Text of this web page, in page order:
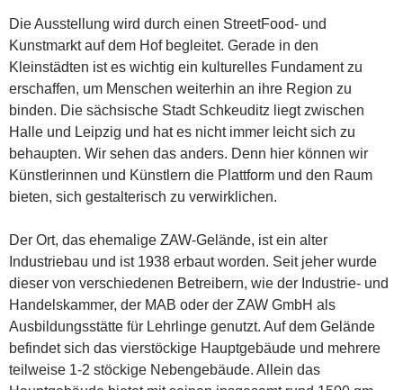
Die Ausstellung wird durch einen StreetFood- und
Kunstmarkt auf dem Hof begleitet. Gerade in den
Kleinstädten ist es wichtig ein kulturelles Fundament zu
erschaffen, um Menschen weiterhin an ihre Region zu
binden. Die sächsische Stadt Schkeuditz liegt zwischen
Halle und Leipzig und hat es nicht immer leicht sich zu
behaupten. Wir sehen das anders. Denn hier können wir
Künstlerinnen und Künstlern die Plattform und den Raum
bieten, sich gestalterisch zu verwirklichen.
Der Ort, das ehemalige ZAW-Gelände, ist ein alter
Industriebau und ist 1938 erbaut worden. Seit jeher wurde
dieser von verschiedenen Betreibern, wie der Industrie- und
Handelskammer, der MAB oder der ZAW GmbH als
Ausbildungsstätte für Lehrlinge genutzt. Auf dem Gelände
befindet sich das vierstöckige Hauptgebäude und mehrere
teilweise 1-2 stöckige Nebengebäude. Allein das